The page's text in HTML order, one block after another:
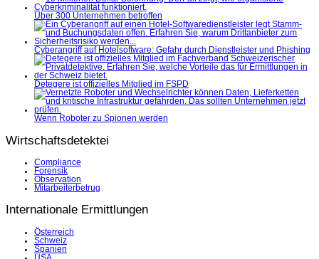
Über 300 Unternehmen betroffen
Cyberangriff auf Hotelsoftware: Gefahr durch Dienstleister und Phishing
Detegere ist offizielles Mitglied im FSPD
Wenn Roboter zu Spionen werden
Wirtschaftsdetektei
Compliance
Forensik
Observation
Mitarbeiterbetrug
Internationale Ermittlungen
Österreich
Schweiz
Spanien